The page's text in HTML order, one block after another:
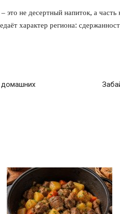
это не десертный напиток, а часть
характер региона:
домашних